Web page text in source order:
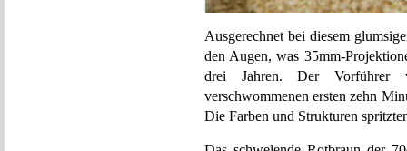
Ausgerechnet bei diesem
den Augen, was 35mm-
drei Jahren. Der Vorführer
verschwommenen ersten zehn
Die Farben und Strukturen